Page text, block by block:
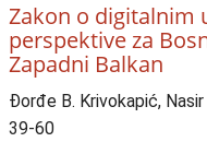
Zakon o digitalnim
perspektive za
Zapadni Balkan
Đorđe B. Krivokapić,
39-60